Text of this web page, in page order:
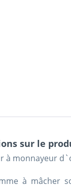
sur le
à monnayeur
à mâcher